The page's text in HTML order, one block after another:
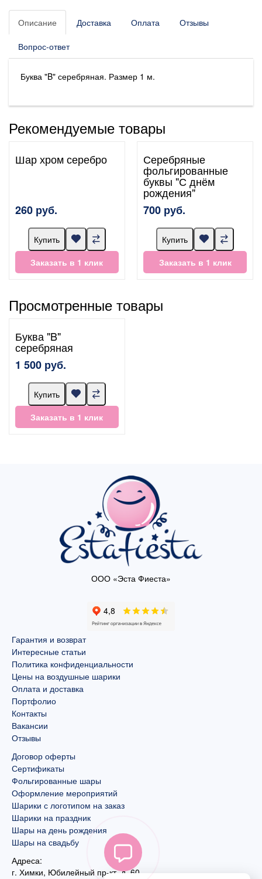
Описание Доставка Оплата Отзывы
Вопрос-ответ
Буква "B" серебряная. Размер 1 м.
Рекомендуемые товары
Шар хром серебро
260 руб.
Купить
Заказать в 1 клик
Серебряные
фольгированные
буквы "С днём
рождения"
700 руб.
Купить
Заказать в 1 клик
Просмотренные товары
Буква "B"
серебряная
1 500 руб.
Купить
Заказать в 1 клик
ООО «Эста Фиеста»
Гарантия и возврат
Интересные статьи
Политика конфиденциальности
Цены на воздушные шарики
Оплата и доставка
Портфолио
Контакты
Вакансии
Отзывы
Договор оферты
Сертификаты
Фольгированные шары
Оформление мероприятий
Шарики с логотипом на заказ
Шарики на праздник
Шары на день рождения
Шары на свадьбу
Адреса:
г. Химки, Юбилейный пр-кт, д. 60